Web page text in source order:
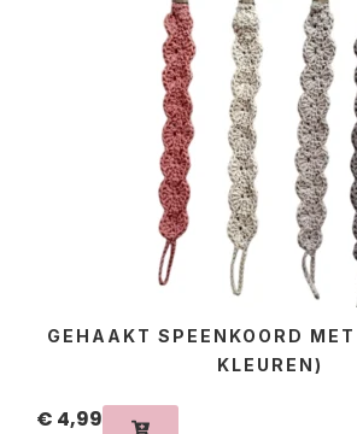
GEHAAKT SPEENKOORD
KLEUREN)
€ 4,99